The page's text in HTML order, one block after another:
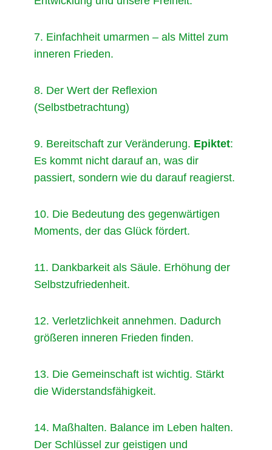
7. Einfachheit umarmen – als Mittel zum
inneren Frieden.
8. Der Wert der Reflexion
(Selbstbetrachtung)
9. Bereitschaft zur Veränderung. Epiktet:
Es kommt nicht darauf an, was dir
passiert, sondern wie du darauf reagierst.
10. Die Bedeutung des gegenwärtigen
Moments, der das Glück fördert.
11. Dankbarkeit als Säule. Erhöhung der
Selbstzufriedenheit.
12. Verletzlichkeit annehmen. Dadurch
größeren inneren Frieden finden.
13. Die Gemeinschaft ist wichtig. Stärkt
die Widerstandsfähigkeit.
14. Maßhalten. Balance im Leben halten.
Der Schlüssel zur geistigen und